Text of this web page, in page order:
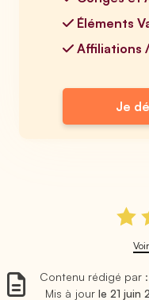
Éléments
Affiliations
Je
Contenu rédigé par
Mis à jour le 21 juin